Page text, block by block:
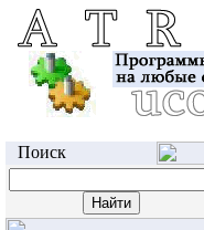
Поиск